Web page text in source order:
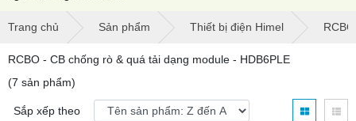
Trang chủ Sản phẩm Thiết bị điện Himel
RCBO - CB chống rò & quá tải dạng module - HDB6PLE
(7 sản phẩm)
Sắp xếp theo